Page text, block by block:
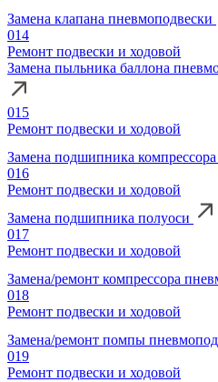
Замена клапана пневмоподвески
014
Ремонт подвески и ходовой
Замена пыльника баллона
015
Ремонт подвески и ходовой
Замена подшипника
016
Ремонт подвески и ходовой
Замена подшипника полуоси
017
Ремонт подвески и ходовой
Замена/ремонт компрессора
018
Ремонт подвески и ходовой
Замена/ремонт помпы
019
Ремонт подвески и ходовой